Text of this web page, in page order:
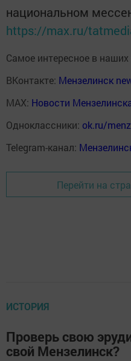
национальном
https://max.ru/
Самое интересное в
ВКонтакте: Мензелинск
MAX: Новости
Одноклассники: ok.ru/
Telegram-канал:
Перейти на
ИСТОРИЯ
Проверь свою
свой Мензелинск?